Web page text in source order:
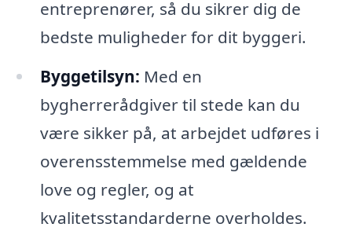
entreprenører, så du sikrer dig de
bedste muligheder for dit byggeri.
Byggetilsyn: Med en
bygherrerådgiver til stede kan du
være sikker på, at arbejdet udføres i
overensstemmelse med gældende
love og regler, og at
kvalitetsstandarderne overholdes.